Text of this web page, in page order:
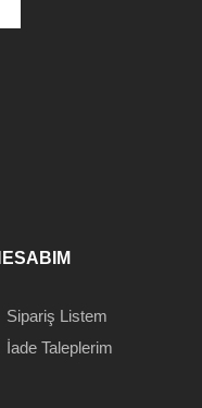
Sipariş Listem
İade Taleplerim